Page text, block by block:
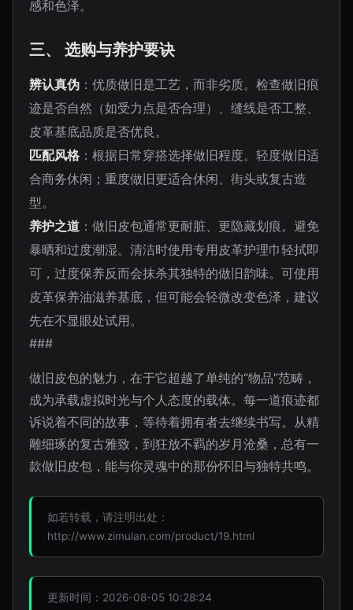
感和色泽。
三、 选购与养护要诀
辨认真伪 ：优质做旧是工艺，而非劣质。检查做旧痕
迹是否自然（如受力点是否合理）、缝线是否工整、
皮革基底品质是否优良。
匹配风格 ：根据日常穿搭选择做旧程度。轻度做旧适
合商务休闲；重度做旧更适合休闲、街头或复古造
型。
养护之道 ：做旧皮包通常更耐脏、更隐藏划痕。避免
暴晒和过度潮湿。清洁时使用专用皮革护理巾轻拭即
可，过度保养反而会抹杀其独特的做旧韵味。可使用
皮革保养油滋养基底，但可能会轻微改变色泽，建议
先在不显眼处试用。
###
做旧皮包的魅力，在于它超越了单纯的“物品”范畴，
成为承载虚拟时光与个人态度的载体。每一道痕迹都
诉说着不同的故事，等待着拥有者去继续书写。从精
雕细琢的复古雅致，到狂放不羁的岁月沧桑，总有一
款做旧皮包，能与你灵魂中的那份怀旧与独特共鸣。
如若转载，请注明出处：
http://www.zimulan.com/product/19.html
更新时间：2026-08-05 10:28:24